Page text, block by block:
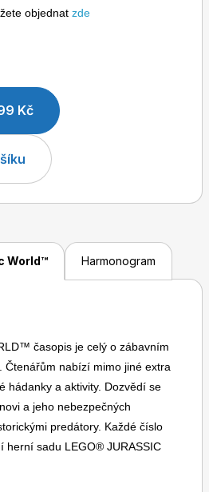
objednat zde
Kč
World™ Harmonogram
časopis je celý o zábavním
Čtenářům nabízí mimo jiné extra
hádanky a aktivity. Dozvědí se
a jeho nebezpečných
predátory. Každé číslo
herní sadu LEGO® JURASSIC